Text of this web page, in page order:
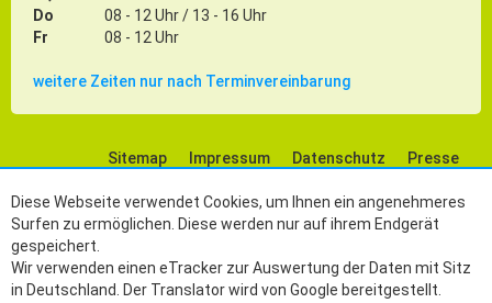
Do
08 - 12 Uhr / 13 - 16 Uhr
Fr
08 - 12 Uhr
weitere Zeiten nur nach Terminvereinbarung
Sitemap Impressum Datenschutz
Presse
Diese Webseite verwendet Cookies, um Ihnen ein angenehmeres
Surfen zu ermöglichen. Diese werden nur auf ihrem Endgerät
gespeichert.
Wir verwenden einen eTracker zur Auswertung der Daten mit Sitz
in Deutschland. Der Translator wird von Google bereitgestellt.